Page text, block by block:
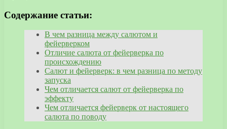
Содержание статьи:
В чем разница между салютом и
фейерверком
Отличие салюта от фейерверка по
происхождению
Салют и фейерверк: в чем разница по методу
запуска
Чем отличается салют от фейерверка по
эффекту
Чем отличается фейерверк от настоящего
салюта по поводу